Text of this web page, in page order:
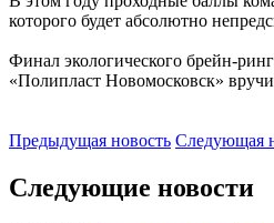
которого будет абсолютно
Финал экологического брейн-
«Полипласт Новомосковск»
Предыдущая новость Следующая
Следующие новости